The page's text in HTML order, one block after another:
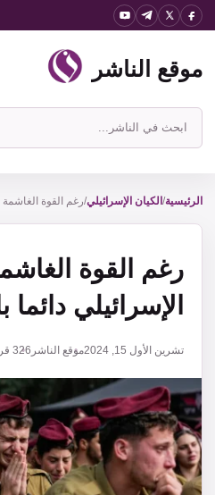
انتقل
المحتوى
موقع الناشر
ابحث
في
الناشر
الرئيسية/ الكيان الإسرائيلي/رغم القوة الغاشمة
رغم القوة
الإسرائيلي دائما
تشرين الأول 15, 2024 موقع الناشر 326